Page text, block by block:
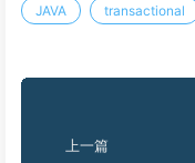
JAVA transactional
上一篇